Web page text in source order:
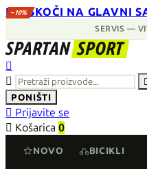
PRESKOČI NA GLAVNI
SERVIS —
SPARTAN SPORT


PONIŠTI
 Prijavite se
 Košarica 0
NOVO BICIKLI
−10%